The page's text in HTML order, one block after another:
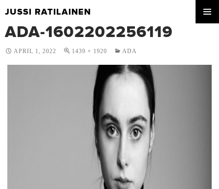
JUSSI RATILAINEN
TO
CONTENT
ADA-1602202256119
APRIL 1, 2022 1439 × 1920 ADA